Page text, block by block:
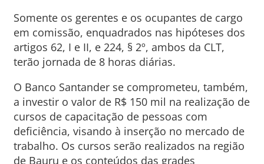
Somente os gerentes e os ocupantes de cargo
em comissão, enquadrados nas hipóteses dos
artigos 62, I e II, e 224, § 2º, ambos da CLT,
terão jornada de 8 horas diárias.
O Banco Santander se comprometeu, também,
a investir o valor de R$ 150 mil na realização de
cursos de capacitação de pessoas com
deficiência, visando à inserção no mercado de
trabalho. Os cursos serão realizados na região
de Bauru e os conteúdos das grades